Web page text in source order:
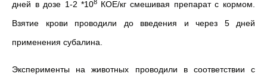
дней в дозе 1-2 *108 КОЕ/кг смешивая препарат с кормом.
Взятие крови проводили до введения и через 5 дней
применения субалина.
Эксперименты на животных проводили в соответствии с